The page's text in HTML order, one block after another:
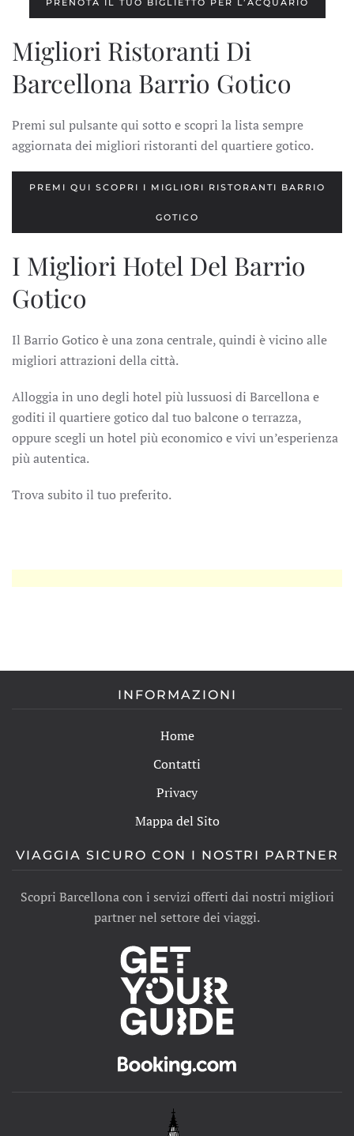
PRENOTA IL TUO BIGLIETTO PER L’ACQUARIO
Migliori Ristoranti Di
Barcellona Barrio Gotico
Premi sul pulsante qui sotto e scopri la lista sempre
aggiornata dei migliori ristoranti del quartiere gotico.
PREMI QUI SCOPRI I MIGLIORI RISTORANTI BARRIO
GOTICO
I Migliori Hotel Del Barrio
Gotico
Il Barrio Gotico è una zona centrale, quindi è vicino alle
migliori attrazioni della città.
Alloggia in uno degli hotel più lussuosi di Barcellona e
goditi il quartiere gotico dal tuo balcone o terrazza,
oppure scegli un hotel più economico e vivi un’esperienza
più autentica.
Trova subito il tuo preferito.
INFORMAZIONI
Home
Contatti
Privacy
Mappa del Sito
VIAGGIA SICURO CON I NOSTRI PARTNER
Scopri Barcellona con i servizi offerti dai nostri migliori
partner nel settore dei viaggi.